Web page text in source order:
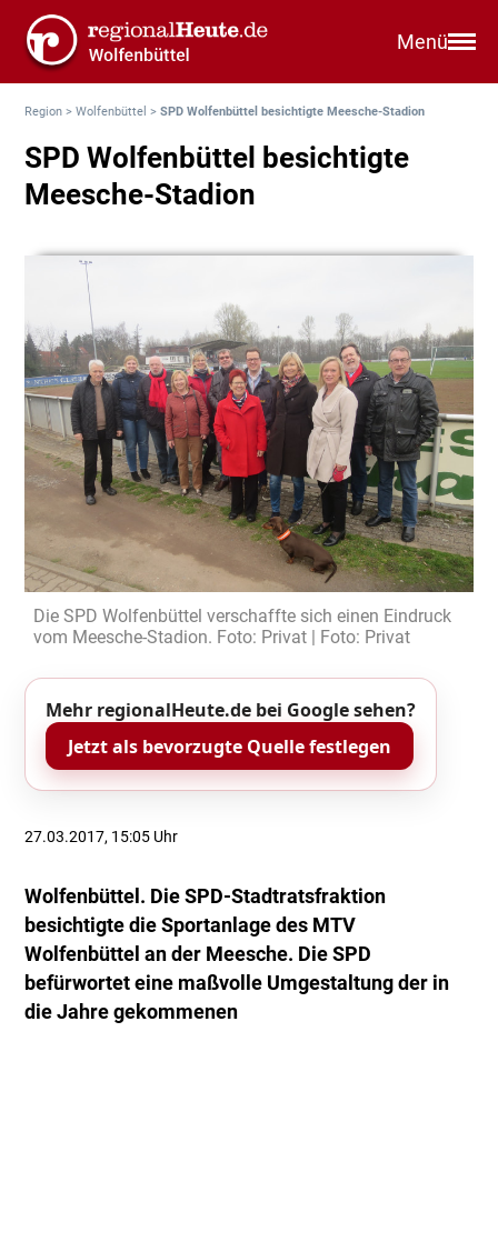
Menü
Region >Wolfenbüttel >SPD Wolfenbüttel besichtigte Meesche-Stadion
SPD Wolfenbüttel besichtigte
Meesche-Stadion
Die SPD Wolfenbüttel verschaffte sich einen Eindruck
vom Meesche-Stadion. Foto: Privat | Foto: Privat
Mehr regionalHeute.de bei Google sehen?
Jetzt als bevorzugte Quelle festlegen
27.03.2017, 15:05 Uhr
Wolfenbüttel. Die SPD-Stadtratsfraktion
besichtigte die Sportanlage des MTV
Wolfenbüttel an der Meesche. Die SPD
befürwortet eine maßvolle Umgestaltung der in
die Jahre gekommenen